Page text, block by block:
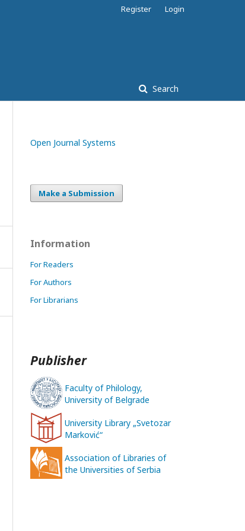
Search
Register Login
Open Journal Systems
Make a Submission
Information
For Readers
For Authors
For Librarians
Publisher
Faculty of Philology,
University of Belgrade
University Library „Svetozar
Marković“
Association of Libraries of
the Universities of Serbia